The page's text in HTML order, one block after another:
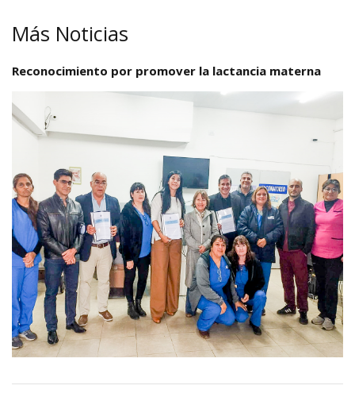
Más Noticias
Reconocimiento por promover la lactancia materna